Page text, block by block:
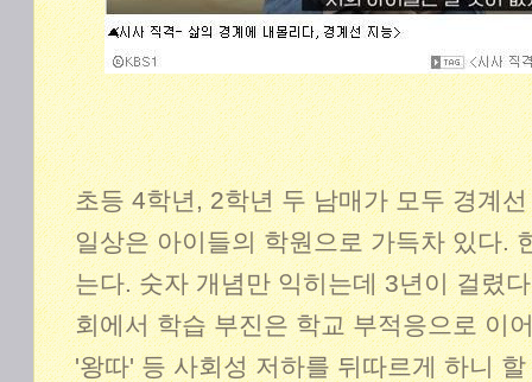
초등 4학년, 2학년 두 남매가 모두 경계
일상은 아이들의 학원으로 가득차 있다.
는다. 숫자 개념만 익히는데 3년이 걸렸
회에서 학습 부진은 학교 부적응으로 이
'왕따' 등 사회성 저하를 뒤따르게 하니